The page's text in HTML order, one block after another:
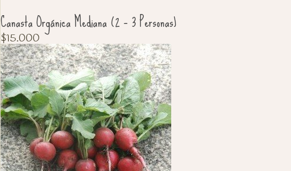
Canasta Orgánica Mediana (2 – 3 Personas)
$15.000